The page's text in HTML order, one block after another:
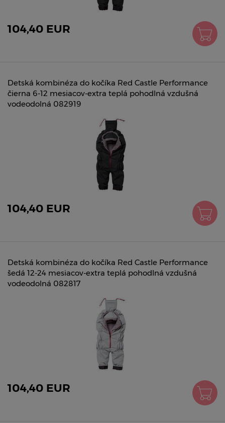
104,40 EUR
Detská kombinéza do kočíka Red Castle Performance
čierna 6-12 mesiacov-extra teplá pohodlná vzdušná
vodeodolná 082919
104,40 EUR
Detská kombinéza do kočíka Red Castle Performance
šedá 12-24 mesiacov-extra teplá pohodlná vzdušná
vodeodolná 082817
104,40 EUR